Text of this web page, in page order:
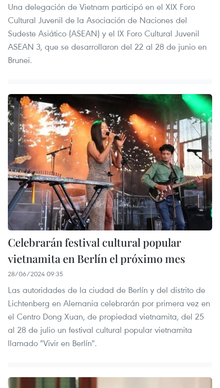
Una delegación de Vietnam participó en el XIX Foro
Cultural Juvenil de la Asociación de Naciones del
Sudeste Asiático (ASEAN) y el IX Foro Cultural Juvenil
ASEAN 3, que se desarrollaron del 22 al 28 de junio en
Brunei.
Celebrarán festival cultural popular
vietnamita en Berlín el próximo mes
28/06/2024 09:35
Las autoridades de la ciudad de Berlín y del distrito de
Lichtenberg en Alemania celebrarán por primera vez en
el Centro Dong Xuan, de propiedad vietnamita, del 25
al 28 de julio un festival cultural popular vietnamita
llamado "Vivir en Berlín".